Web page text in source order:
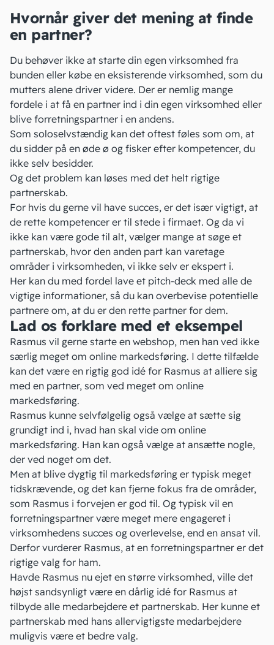
Hvornår giver det mening at finde
en partner?
Du behøver ikke at starte din egen virksomhed fra
bunden eller købe en eksisterende virksomhed, som du
mutters alene driver videre. Der er nemlig mange
fordele i at få en partner ind i din egen virksomhed eller
blive forretningspartner i en andens.
Som soloselvstændig kan det oftest føles som om, at
du sidder på en øde ø og fisker efter kompetencer, du
ikke selv besidder.
Og det problem kan løses med det helt rigtige
partnerskab.
For hvis du gerne vil have succes, er det især vigtigt, at
de rette kompetencer er til stede i firmaet. Og da vi
ikke kan være gode til alt, vælger mange at søge et
partnerskab, hvor den anden part kan varetage
områder i virksomheden, vi ikke selv er ekspert i.
Her kan du med fordel lave et pitch-deck med alle de
vigtige informationer, så du kan overbevise potentielle
partnere om, at du er den rette partner for dem.
Lad os forklare med et eksempel
Rasmus vil gerne starte en webshop, men han ved ikke
særlig meget om online markedsføring. I dette tilfælde
kan det være en rigtig god idé for Rasmus at alliere sig
med en partner, som ved meget om online
markedsføring.
Rasmus kunne selvfølgelig også vælge at sætte sig
grundigt ind i, hvad han skal vide om online
markedsføring. Han kan også vælge at ansætte nogle,
der ved noget om det.
Men at blive dygtig til markedsføring er typisk meget
tidskrævende, og det kan fjerne fokus fra de områder,
som Rasmus i forvejen er god til. Og typisk vil en
forretningspartner være meget mere engageret i
virksomhedens succes og overlevelse, end en ansat vil.
Derfor vurderer Rasmus, at en forretningspartner er det
rigtige valg for ham.
Havde Rasmus nu ejet en større virksomhed, ville det
højst sandsynligt være en dårlig idé for Rasmus at
tilbyde alle medarbejdere et partnerskab. Her kunne et
partnerskab med hans allervigtigste medarbejdere
muligvis være et bedre valg.